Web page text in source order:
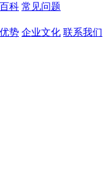
科 常见问题
势 企业文化 联系我们